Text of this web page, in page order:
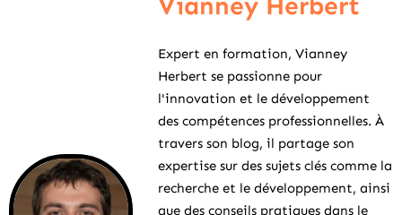
Vianney Herbert
Expert en formation, Vianney
Herbert se passionne pour
l'innovation et le développement
des compétences professionnelles. À
travers son blog, il partage son
expertise sur des sujets clés comme la
recherche et le développement, ainsi
que des conseils pratiques dans le